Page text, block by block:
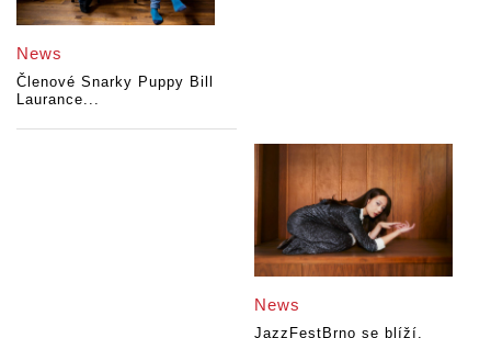
News
Členové Snarky Puppy Bill
Laurance...
News
JazzFestBrno se blíží.